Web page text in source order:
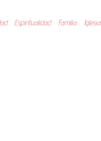
Espiritualidad Familia Iglesia